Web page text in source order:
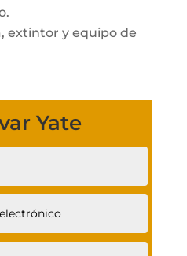
extintor y equipo de
Yate